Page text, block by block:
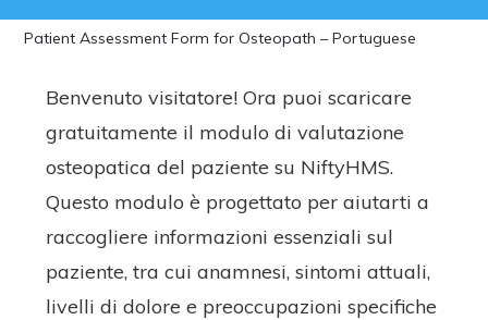
Patient Assessment Form for Osteopath – Portuguese
Benvenuto visitatore! Ora puoi scaricare
gratuitamente il modulo di valutazione
osteopatica del paziente su NiftyHMS.
Questo modulo è progettato per aiutarti a
raccogliere informazioni essenziali sul
paziente, tra cui anamnesi, sintomi attuali,
livelli di dolore e preoccupazioni specifiche